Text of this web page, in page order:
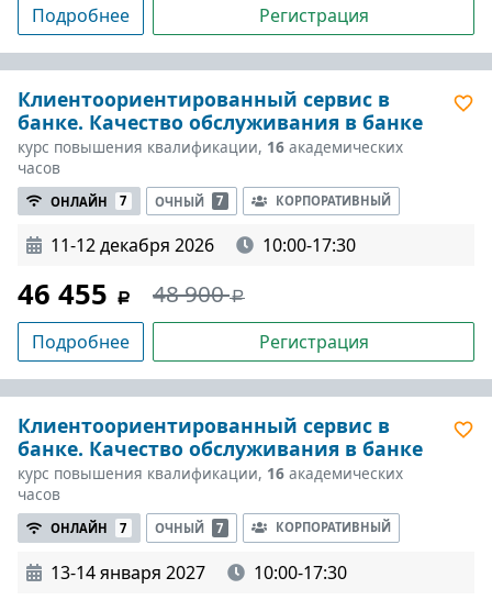
Подробнее Регистрация
Клиентоориентированный сервис в
банке. Качество обслуживания в банке
курс повышения квалификации, 16 академических
часов
ОНЛАЙН 7 ОЧНЫЙ 7 КОРПОРАТИВНЫЙ
11-12 декабря 2026 10:00-17:30
46 455 48 900
Подробнее Регистрация
Клиентоориентированный сервис в
банке. Качество обслуживания в банке
курс повышения квалификации, 16 академических
часов
ОНЛАЙН 7 ОЧНЫЙ 7 КОРПОРАТИВНЫЙ
13-14 января 2027 10:00-17:30